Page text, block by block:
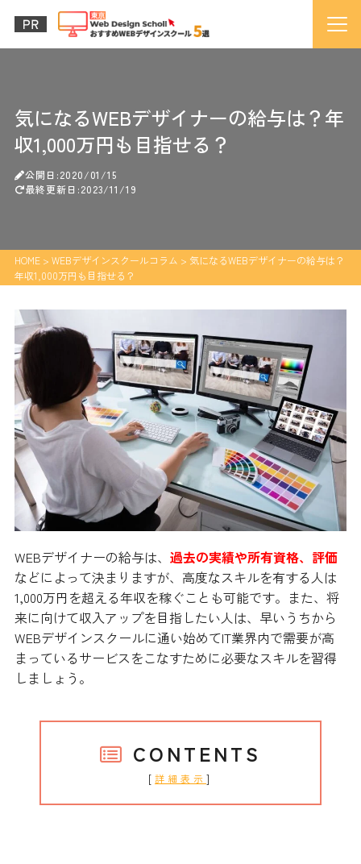
気になるWEBデザイナーの給与は？年
収1,000万円も目指せる？
公開日:2020/01/15
最終更新日:2023/11/19
HOME> WEBデザインスクールコラム > 気になるWEBデザイナーの給与は？
年収1,000万円も目指せる？
WEBデザイナーの給与は、 過去の実績や所有資格、評価
などによって決まりますが、高度なスキルを有する人は
1,000万円を超える年収を稼ぐことも可能です。また、将
来に向けて収入アップを目指したい人は、早いうちから
WEBデザインスクールに通い始めてIT業界内で需要が高
まっているサービスをこなすために必要なスキルを習得
しましょう。
CONTENTS
[ 詳細表示 ]